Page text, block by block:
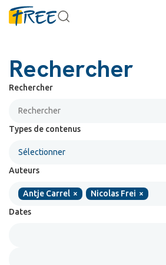
Rechercher
Rechercher
Types de contenus
Sélectionner
Auteurs
Antje Carrel × Nicolas Frei ×
Dates